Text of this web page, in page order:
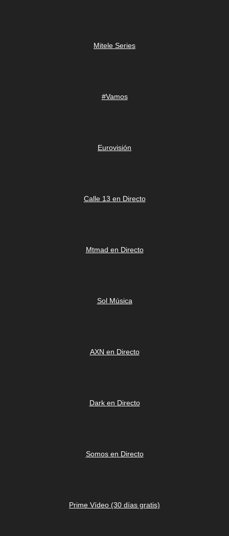
Mitele Series
#Vamos
Eurovisión
Calle 13 en Directo
Mtmad en Directo
Sol Música
AXN en Directo
Dark en Directo
Somos en Directo
Prime Vídeo (30 días gratis)